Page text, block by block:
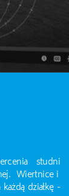
studni
Wiertnice i
działkę -